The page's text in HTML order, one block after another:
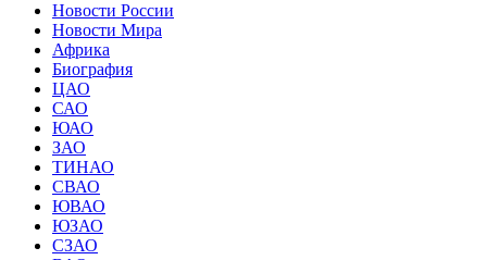
Новости России
Новости Мира
Африка
Биография
ЦАО
САО
ЮАО
ЗАО
ТИНАО
СВАО
ЮВАО
ЮЗАО
СЗАО